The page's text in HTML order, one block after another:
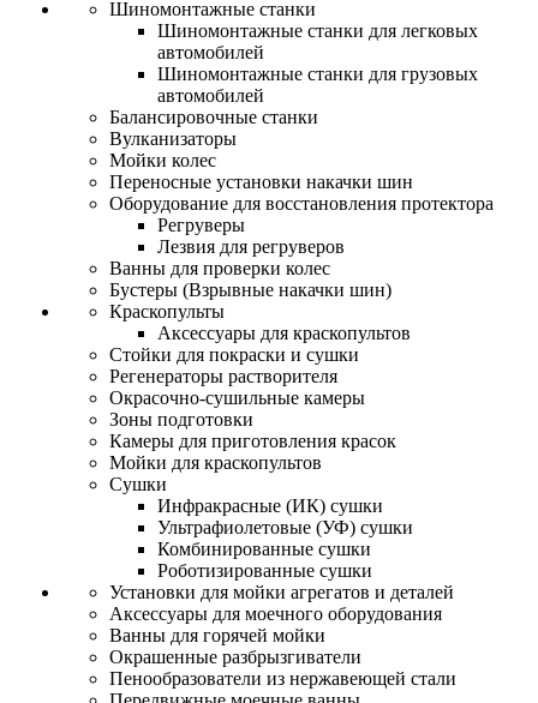
Шиномонтажные станки
Шиномонтажные станки для легковых
автомобилей
Шиномонтажные станки для грузовых
автомобилей
Балансировочные станки
Вулканизаторы
Мойки колес
Переносные установки накачки шин
Оборудование для восстановления протектора
Регруверы
Лезвия для регруверов
Ванны для проверки колес
Бустеры (Взрывные накачки шин)
Краскопульты
Аксессуары для краскопультов
Стойки для покраски и сушки
Регенераторы растворителя
Окрасочно-сушильные камеры
Зоны подготовки
Камеры для приготовления красок
Мойки для краскопультов
Сушки
Инфракрасные (ИК) сушки
Ультрафиолетовые (УФ) сушки
Комбинированные сушки
Роботизированные сушки
Установки для мойки агрегатов и деталей
Аксессуары для моечного оборудования
Ванны для горячей мойки
Окрашенные разбрызгиватели
Пенообразователи из нержавеющей стали